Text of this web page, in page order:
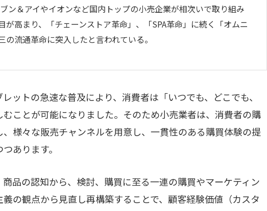
ン＆アイやイオンなど国内トップの小売企業が相次いで取り組み
が高まり、「チェーンストア革命」、「SPA革命」に続く「オムニ
流通革命に突入したと言われている。
ットの急速な普及により、消費者は「いつでも、どこでも、
ことが可能になりました。そのため小売業者は、消費者の購
様々な販売チャンネルを用意し、一貫性のある購買体験の提
あります。
商品の認知から、検討、購買に至る一連の購買やマーケティン
の観点から見直し再構築することで、顧客経験価値（カスタ